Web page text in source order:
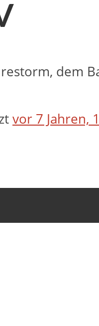
dem
vor 7 Jahren,